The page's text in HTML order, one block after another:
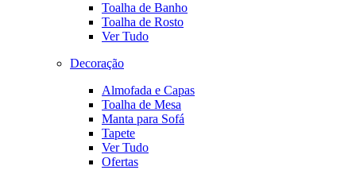
Toalha de Banho
Toalha de Rosto
Ver Tudo
Decoração
Almofada e Capas
Toalha de Mesa
Manta para Sofá
Tapete
Ver Tudo
Ofertas